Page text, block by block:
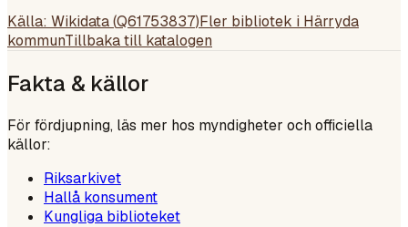
Källa: Wikidata (Q61753837)Fler bibliotek i Härryda
kommunTillbaka till katalogen
Fakta & källor
För fördjupning, läs mer hos myndigheter och officiella
källor:
Riksarkivet
Hallå konsument
Kungliga biblioteket